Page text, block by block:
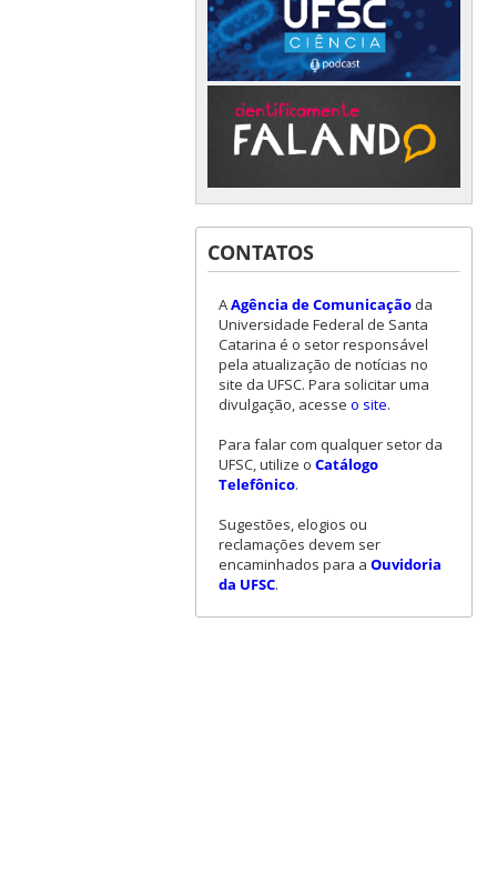
CONTATOS
AAgência de Comunicaçãoda
Universidade Federal de Santa
Catarina é o setor responsável
pela atualização de notícias no
site da UFSC. Para solicitar uma
divulgação, acesse o site.
Para falar com qualquer setor da
UFSC, utilize o Catálogo
Telefônico.
Sugestões, elogios ou
reclamações devem ser
encaminhados para a Ouvidoria
da UFSC.